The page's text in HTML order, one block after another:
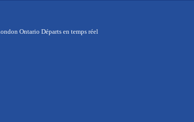
Ontario Départs en temps réel